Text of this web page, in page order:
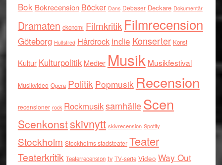
Bok Bokrecension Böcker Dans Debaser Deckare Dokumentär
Dramaten ekonomi Filmkritik Filmrecension
Göteborg Hultsfred Hårdrock indie Konserter Konst
Kultur Kulturpolitik Medier Musik Musikfestival
Musikvideo Opera Politik Popmusik Recension
recensioner rock RockmusiksamhälleScen
Scenkonstskivnytt skivrecension Spotify
Stockholm Stockholms stadsteater Teater
Teaterkritik Teaterrecension tv TV-serie Video Way Out